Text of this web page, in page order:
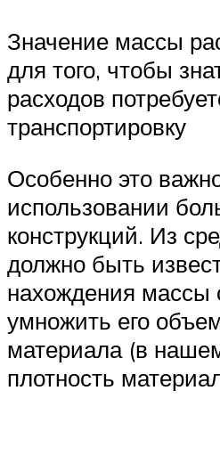
Значение массы
для того, чтобы
расходов
транспортировку
Особенно это
использовании
конструкций. Из
должно быть
нахождения массы
умножить его
материала (в
плотность